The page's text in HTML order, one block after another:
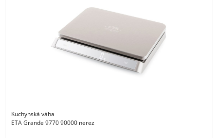
Kuchynská váha
ETA Grande 9770 90000 nerez